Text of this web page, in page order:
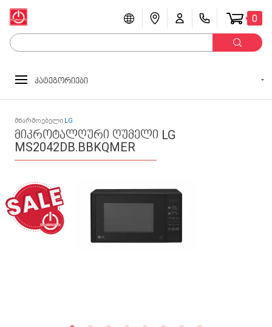
0
კატეგორიები
მწარმოებელი LG
მიკროტალღური ღუმელი LG
MS2042DB.BBKQMER